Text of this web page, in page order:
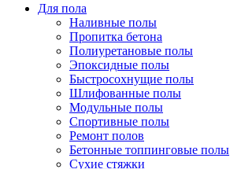
Для пола
Наливные полы
Пропитка бетона
Полиуретановые полы
Эпоксидные полы
Быстросохнущие полы
Шлифованные полы
Модульные полы
Спортивные полы
Ремонт полов
Бетонные топпинговые полы
Сухие стяжки